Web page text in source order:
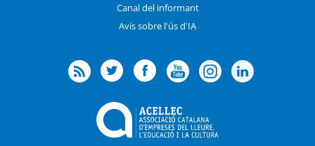
Canal del informant
Avís sobre l'ús d'IA